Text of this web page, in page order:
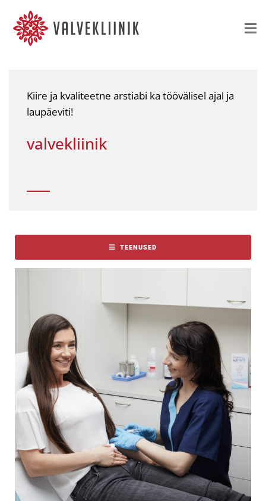
Kiire ja kvaliteetne arstiabi ka töövälisel ajal ja
laupäeviti!
valvekliinik
TEENUSED